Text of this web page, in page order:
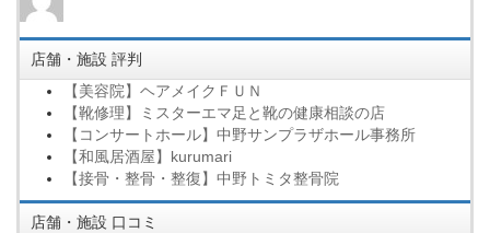
店舗・施設 評判
【美容院】ヘアメイクＦＵＮ
【靴修理】ミスターエマ足と靴の健康相談の店
【コンサートホール】中野サンプラザホール事務所
【和風居酒屋】kurumari
【接骨・整骨・整復】中野トミタ整骨院
店舗・施設 口コミ